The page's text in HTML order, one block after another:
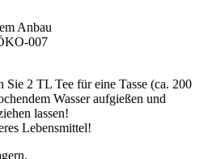
Anbau
007
2 TL Tee für eine Tasse (ca. 200
Wasser aufgießen und
lassen!
Lebensmittel!